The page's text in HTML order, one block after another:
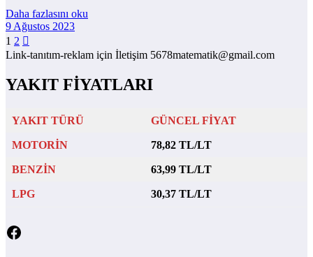
Daha fazlasını oku
9 Ağustos 2023
Yazı
sayfalaması
1 2
Link-tanıtım-reklam için İletişim 5678matematik@gmail.com
YAKIT FİYATLARI
YAKIT TÜRÜ GÜNCEL FİYAT
MOTORİN 78,82 TL/LT
BENZİN 63,99 TL/LT
LPG 30,37 TL/LT
Facebook